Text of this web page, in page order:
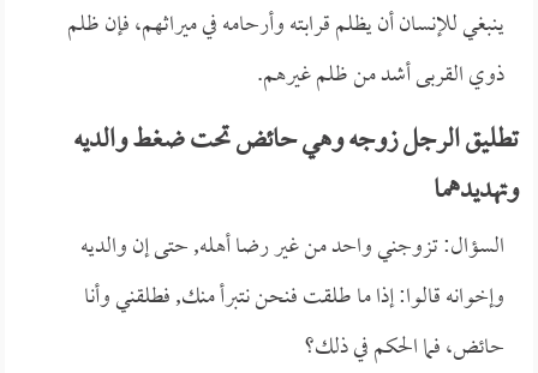
ينبغي للإنسان أن يظلم قرابته وأرحامه في ميراثهم، فإن ظلم
ذوي القربى أشد من ظلم غيرهم.
تطليق الرجل زوجه وهي حائض تحت ضغط والديه
وتهديدهما
السؤال: تزوجني واحد من غير رضا أهله, حتى إن والديه
وإخوانه قالوا: إذا ما طلقت فنحن نتبرأ منك, فطلقني وأنا
حائض، فما الحكم في ذلك؟